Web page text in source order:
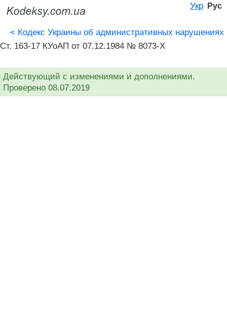
Укр Рус
< Кодекс Украины об административных нарушениях
Ст. 163-17 КУоАП от 07.12.1984 № 8073-X
Действующий с изменениями и дополнениями.
Проверено 08.07.2019